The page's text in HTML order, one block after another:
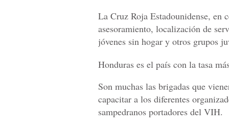
La Cruz Roja Estadounidense, en
asesoramiento, localización de
jóvenes sin hogar y otros grupos
Honduras es el país con la tasa
Son muchas las brigadas que
capacitar a los diferentes
sampedranos portadores del VIH.